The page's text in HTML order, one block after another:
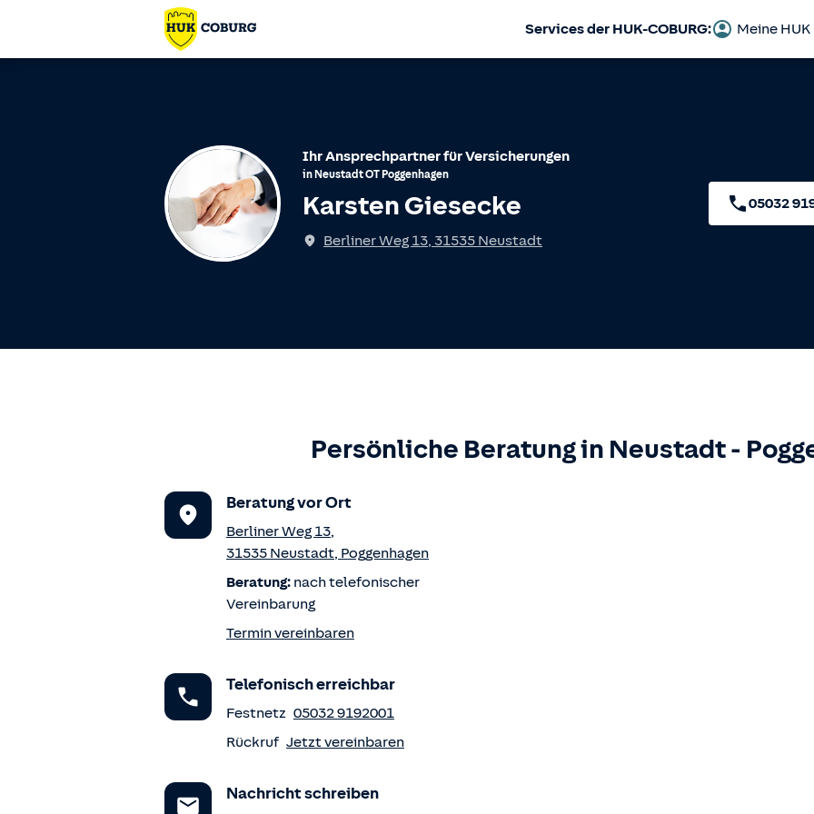
Services der HUK-COBURG: Meine HUK
Ihr Ansprechpartner für Versicherungen
in NeustadtOT Poggenhagen
Karsten Giesecke
Berliner Weg 13, 31535 Neustadt
05032
Persönliche Beratung in Neustadt-
Beratung vor Ort
Berliner Weg 13,
31535 Neustadt, Poggenhagen
Beratung: nach telefonischer
Vereinbarung
Termin vereinbaren
Telefonisch erreichbar
Festnetz 05032 9192001
Rückruf Jetzt vereinbaren
Nachricht schreiben